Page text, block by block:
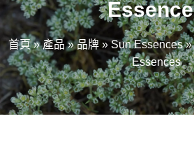
首頁 » 產品 » 品牌 » Sun Essences »
Essences